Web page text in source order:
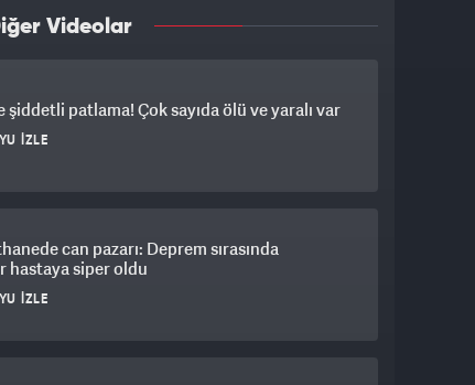
Videolar
şiddetli patlama! Çok sayıda ölü ve yaralı var
İZLE
can pazarı: Deprem sırasında
hastaya siper oldu
İZLE